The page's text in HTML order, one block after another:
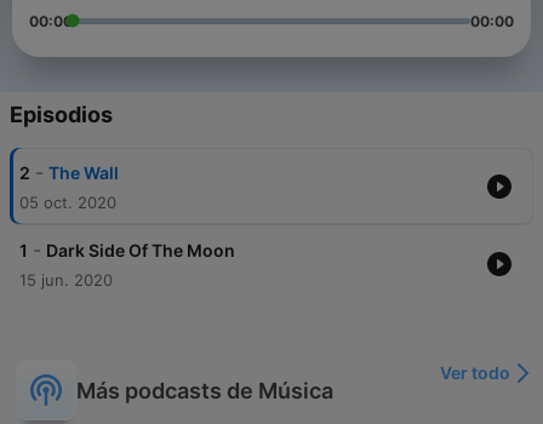
00:00 00:00
Episodios
2 - The Wall
05 oct. 2020
1 - Dark Side Of The Moon
15 jun. 2020
Más podcasts de Música
Ver todo